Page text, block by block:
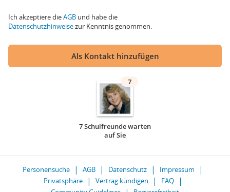
Ich akzeptiere dieAGB und habe die
Datenschutzhinweisezur Kenntnis genommen.
Als Kontakt hinzufügen
7
7 Schulfreunde warten
auf Sie
Personensuche AGB Datenschutz
Impressum
Privatsphäre
Vertrag kündigen
FAQ